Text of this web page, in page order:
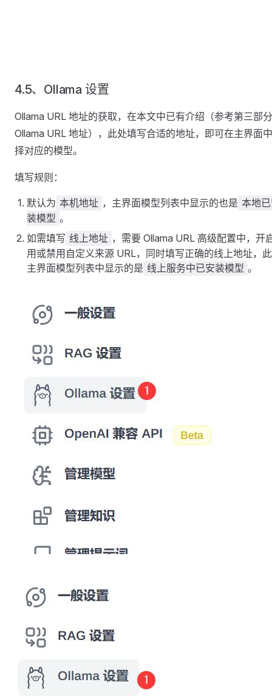
4.5、Ollama 设置
Ollama URL 地址的获取，在本文中已有介绍（参考第三部分
Ollama URL 地址），此处填写合适的地址，即可在主界面
择对应的模型。
填写规则：
默认为 本机地址 ，主界面模型列表中显示的也是 本地
装模型 。
如需填写 线上地址 ，需要 Ollama URL 高级配置中，开
用或禁用自定义来源 URL，同时填写正确的线上地址，
主界面模型列表中显示的是 线上服务中已安装模型 。